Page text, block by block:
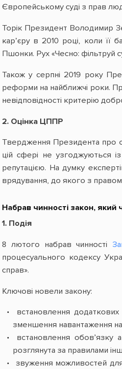
Європейському суді з прав
Торік Президент Володимир
кар’єру в 2010 році, коли її
Пшонки. Рух «Чесно: фільтруй
Також у серпні 2019 року
реформи на найближчі роки.
невідповідності критерію
2. Оцінка ЦППР
Твердження Президента про
цій сфері не узгоджуються
репутацією. На думку
врядування, до якого з правом
Набрав чинності закон,
1. Подія
8 лютого набрав чинності
процесуального кодексу
справ».
Ключові новели закону:
встановлення
зменшення навантаження
встановлення обов’язку
розглянута за правилами
звуження можливостей